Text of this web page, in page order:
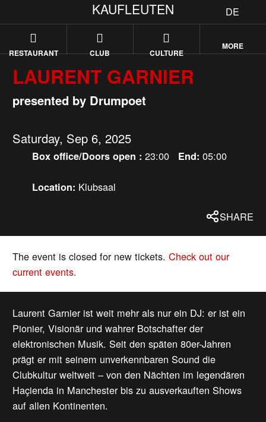
DE
KAUFLEUTEN
RESTAURANT CLUB CULTURE
MORE
LAURENT GARNIER
presented by Drumpoet
Saturday, Sep 6, 2025
Box office/Doors open : 23:00 End: 05:00
Location: Klubsaal
SHARE
The event is closed for new tickets.Check out our
current events.
Laurent Garnier ist weit mehr als nur ein DJ: er ist ein
Pionier, Visionär und wahrer Botschafter der
elektronischen Musik. Seit den späten 80er-Jahren
prägt er mit seinem unverkennbaren Sound die
Clubkultur weltweit – von den Nächten im legendären
Haçienda in Manchester bis zu ausverkauften Shows
auf allen Kontinenten.